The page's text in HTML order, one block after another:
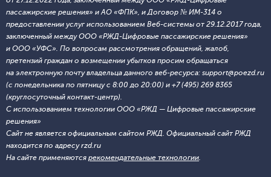
пассажирские решения» и АО «ФПК», и Договор № ИМ-314 о
предоставлении услуг использованием Веб-системы от 29.12.2017 года,
заключенный между ООО «РЖД-Цифровые пассажирские решения»
и ООО «УФС». По вопросам рассмотрения обращений, жалоб,
претензий граждан о возмещении убытков просим обращаться
на электронную почту владельца данного веб-ресурса: support@poezd.ru
(с понедельника по пятницу с 8:00 до 20:00) и +7 (495) 269 8365
(круглосуточный контакт-центр).
С использованием технологии ООО «РЖД — Цифровые пассажирские
решения»
Сайт не является официальным сайтом РЖД. Официальный сайт РЖД
находится по адресу rzd.ru
На сайте применяются рекомендательные технологии.